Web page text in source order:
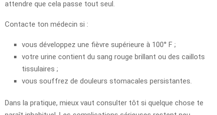
attendre que cela passe tout seul.
Contacte ton médecin si :
vous développez une fièvre supérieure à 100° F ;
votre urine contient du sang rouge brillant ou des caillots
tissulaires ;
vous souffrez de douleurs stomacales persistantes.
Dans la pratique, mieux vaut consulter tôt si quelque chose te